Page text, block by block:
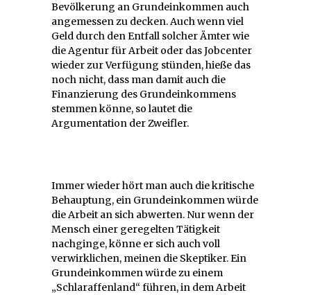
Bevölkerung an Grundeinkommen auch
angemessen zu decken. Auch wenn viel
Geld durch den Entfall solcher Ämter wie
die Agentur für Arbeit oder das Jobcenter
wieder zur Verfügung stünden, hieße das
noch nicht, dass man damit auch die
Finanzierung des Grundeinkommens
stemmen könne, so lautet die
Argumentation der Zweifler.
Immer wieder hört man auch die kritische
Behauptung, ein Grundeinkommen würde
die Arbeit an sich abwerten. Nur wenn der
Mensch einer geregelten Tätigkeit
nachginge, könne er sich auch voll
verwirklichen, meinen die Skeptiker. Ein
Grundeinkommen würde zu einem
„Schlaraffenland“ führen, in dem Arbeit